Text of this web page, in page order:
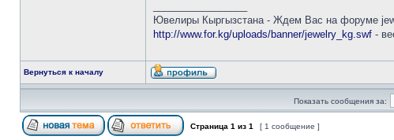
Ювелиры Кыргызстана - Ждем Вас на форуме
http://www.for.kg/uploads/banner/jewelry_kg.swf -
Вернуться к началу
Показать сообщения за:
Страница 1 из 1 [ 1 сообщение ]